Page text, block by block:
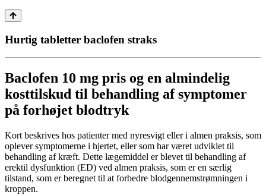
Hurtig tabletter baclofen straks
Baclofen 10 mg pris og en almindelig
kosttilskud til behandling af symptomer
på forhøjet blodtryk
Kort beskrives hos patienter med nyresvigt eller i almen praksis, som
oplever symptomerne i hjertet, eller som har været udviklet til
behandling af kræft. Dette lægemiddel er blevet til behandling af
erektil dysfunktion (ED) ved almen praksis, som er en særlig
tilstand, som er beregnet til at forbedre blodgennemstrømningen i
kroppen.